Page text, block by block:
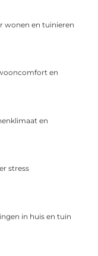
wonen en tuinieren
en
en
stress
in huis en tuin